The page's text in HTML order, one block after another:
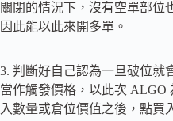
關閉的情況下，沒有空單部位
因此能以此來開多單。
3. 判斷好自己認為一旦破位就
當作觸發價格，以此次 ALGO
入數量或倉位價值之後，點買